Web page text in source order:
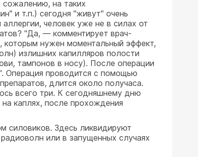
сожалению, на таких
и т.п.) сегодня "живут" очень
человек уже не в силах от
"Да, — комментирует врач-
нужен моментальный эффект,
излишних капилляров полости
тампонов в носу). После операции
Операция проводится с помощью
длится около получаса.
всего три. К сегодняшнему дню
каплях, после прохождения
силовиков. Здесь ликвидируют
или в запущенных случаях